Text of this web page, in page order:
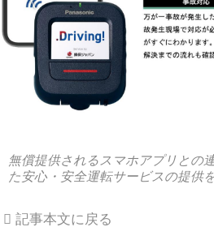
無償提供されるスマホアプリとの
た安心・安全運転サービスの提供
記事本文に戻る